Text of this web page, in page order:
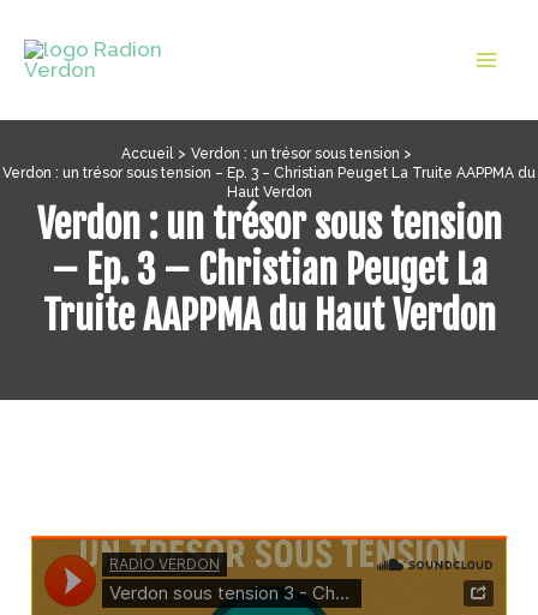
contenu
Accueil
Verdon : un trésor sous tension
Verdon : un trésor sous tension – Ep. 3 – Christian Peuget La Truite AAPPMA du
Haut Verdon
Verdon : un trésor sous tension
– Ep. 3 – Christian Peuget La
Truite AAPPMA du Haut Verdon